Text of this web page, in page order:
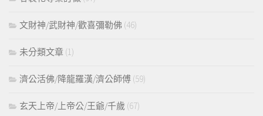
文財神/武財神/歡喜彌勒佛 (46)
未分類文章 (1)
濟公活佛/降龍羅漢/濟公師傅 (59)
玄天上帝/上帝公/王爺/千歲 (67)